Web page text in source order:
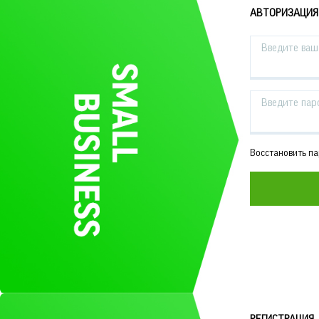
АВТОРИЗАЦИЯ
Введите
Введите
Восстановить